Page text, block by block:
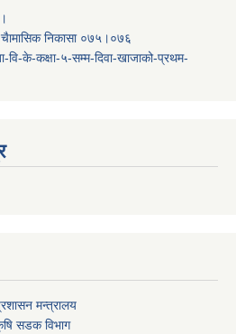
च‌ैामासिक निकासा ०७५।०७६
वि-के-कक्षा-५-सम्म-दिवा-खाजाको-प्रथम-
मन्त्रालय
सडक विभाग